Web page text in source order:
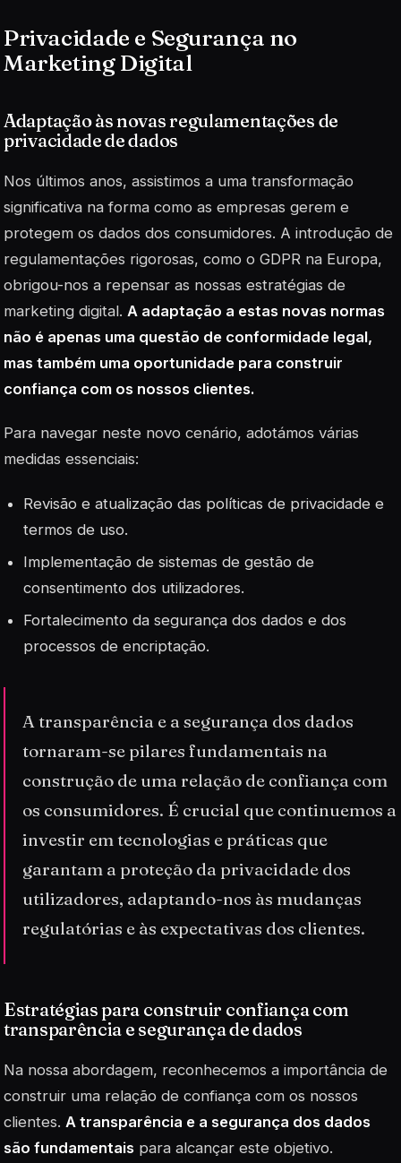
Privacidade e Segurança no
Marketing Digital
Adaptação às novas regulamentações de
privacidade de dados
Nos últimos anos, assistimos a uma transformação
significativa na forma como as empresas gerem e
protegem os dados dos consumidores. A introdução de
regulamentações rigorosas, como o GDPR na Europa,
obrigou-nos a repensar as nossas estratégias de
marketing digital. A adaptação a estas novas normas
não é apenas uma questão de conformidade legal,
mas também uma oportunidade para construir
confiança com os nossos clientes.
Para navegar neste novo cenário, adotámos várias
medidas essenciais:
Revisão e atualização das políticas de privacidade e
termos de uso.
Implementação de sistemas de gestão de
consentimento dos utilizadores.
Fortalecimento da segurança dos dados e dos
processos de encriptação.
A transparência e a segurança dos dados
tornaram-se pilares fundamentais na
construção de uma relação de confiança com
os consumidores. É crucial que continuemos a
investir em tecnologias e práticas que
garantam a proteção da privacidade dos
utilizadores, adaptando-nos às mudanças
regulatórias e às expectativas dos clientes.
Estratégias para construir confiança com
transparência e segurança de dados
Na nossa abordagem, reconhecemos a importância de
construir uma relação de confiança com os nossos
clientes. A transparência e a segurança dos dados
são fundamentais para alcançar este objetivo.